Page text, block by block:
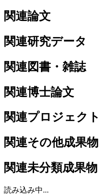
関連論文
関連研究データ
関連図書・雑誌
関連博士論文
関連プロジェクト
関連その他成果物
関連未分類成果物
読み込み中...